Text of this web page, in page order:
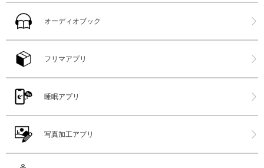
オーディオブック
フリマアプリ
睡眠アプリ
写真加工アプリ